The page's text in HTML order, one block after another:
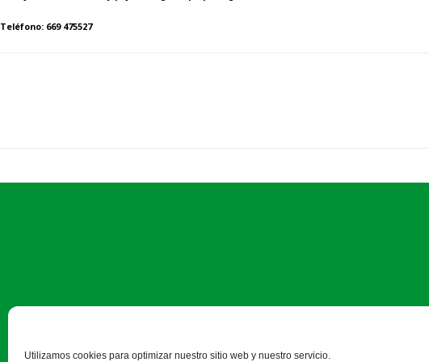
Utilizamos cookies para optimizar nuestro sitio web y nuestro servicio.
Teléfono: 669 475527